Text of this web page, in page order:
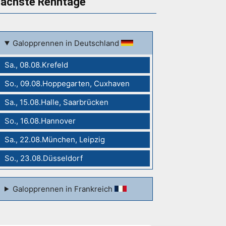
Galopprennen in Deutschland
Sa., 08.08.Krefeld
So., 09.08.Hoppegarten, Cuxhaven
Sa., 15.08.Halle, Saarbrücken
So., 16.08.Hannover
Sa., 22.08.München, Leipzig
So., 23.08.Düsseldorf
Galopprennen in Frankreich